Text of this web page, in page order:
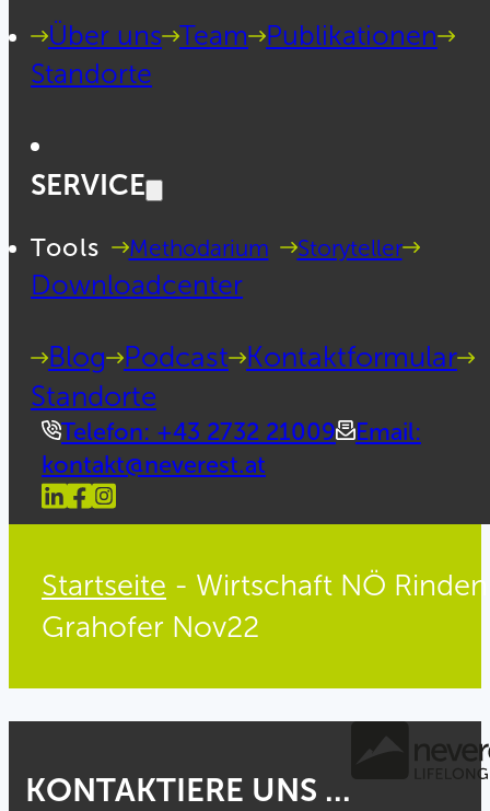
Über uns Team
Publikationen
Standorte
SERVICE
Tools Methodarium Storyteller
Downloadcenter
Blog Podcast Kontaktformular
Standorte
Telefon: +43 2732 21009
Email:
kontakt@neverest.at
Startseite - Wirtschaft NÖ
Grahofer Nov22
KONTAKTIERE UNS ...